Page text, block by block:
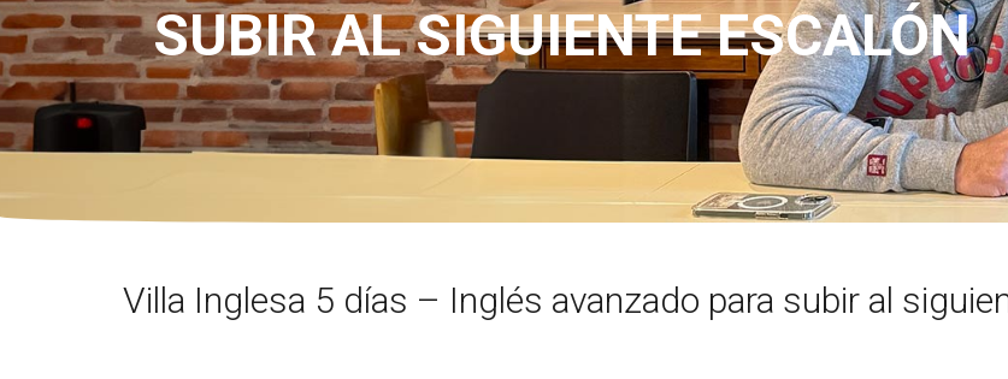
SUBIR AL SIGUIENTE ESCALÓN
Villa Inglesa 5 días – Inglés avanzado para subir al